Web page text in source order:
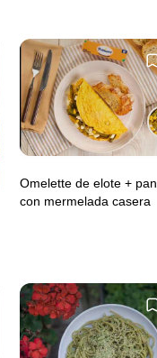
Omelette de elote + pan
con mermelada casera